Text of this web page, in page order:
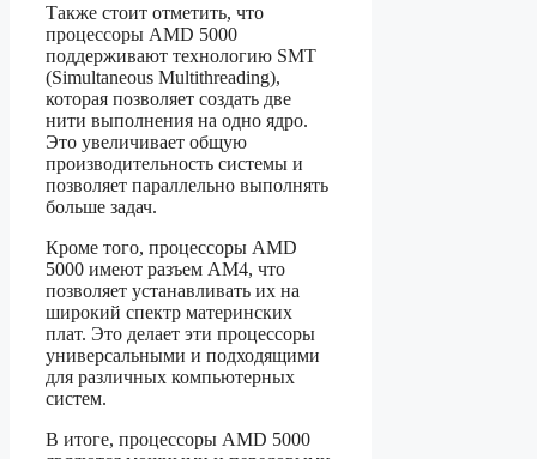
Также стоит отметить, что
процессоры AMD 5000
поддерживают технологию SMT
(Simultaneous Multithreading),
которая позволяет создать две
нити выполнения на одно ядро.
Это увеличивает общую
производительность системы и
позволяет параллельно выполнять
больше задач.
Кроме того, процессоры AMD
5000 имеют разъем AM4, что
позволяет устанавливать их на
широкий спектр материнских
плат. Это делает эти процессоры
универсальными и подходящими
для различных компьютерных
систем.
В итоге, процессоры AMD 5000